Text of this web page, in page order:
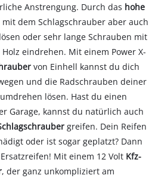
Anstrengung. Durch das hohe
dem Schlagschrauber aber auch
oder sehr lange Schrauben mit
eindrehen. Mit einem Power X-
von Einhell kannst du dich
und die Radschrauben deiner
lösen. Hast du einen
Garage, kannst du natürlich auch
greifen. Dein Reifen
oder ist sogar geplatzt? Dann
Mit einem 12 Volt Kfz-
, der ganz unkompliziert am